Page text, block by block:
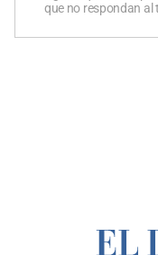
que no respondan